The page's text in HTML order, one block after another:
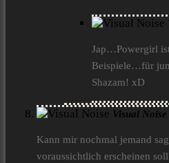
Jap…Powergirl
Beispiele…für
Shazam! xD
Visual Noise
Kann mir nochmal jemand
voraussichtlich erscheinen